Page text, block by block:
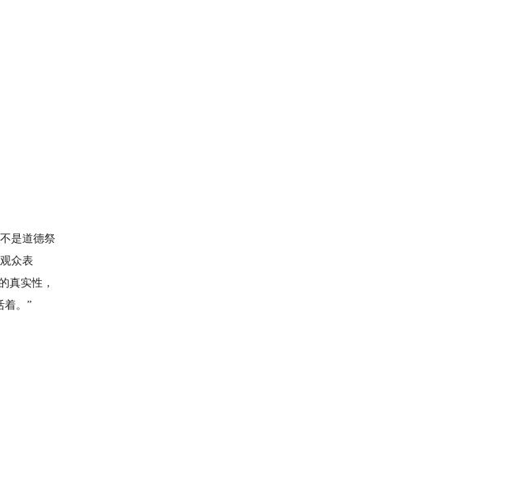
是道德祭
众表
真实性，
着。”